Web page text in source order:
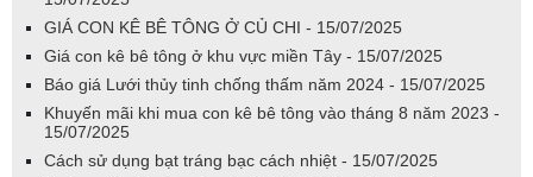
GIÁ CON KÊ BÊ TÔNG Ở CỦ CHI - 15/07/2025
Giá con kê bê tông ở khu vực miền Tây - 15/07/2025
Báo giá Lưới thủy tinh chống thấm năm 2024 - 15/07/2025
Khuyến mãi khi mua con kê bê tông vào tháng 8 năm 2023 -
15/07/2025
Cách sử dụng bạt tráng bạc cách nhiệt - 15/07/2025